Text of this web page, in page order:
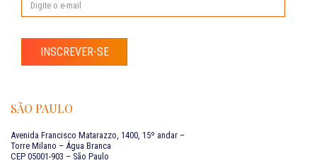
INSCREVER-SE
SÃO PAULO
Avenida Francisco Matarazzo, 1400, 15º andar –
Torre Milano – Água Branca
CEP 05001-903 – São Paulo